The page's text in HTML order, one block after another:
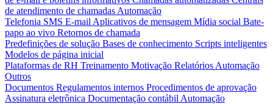
de atendimento de chamadas Automação
Telefonia SMS E-mail Aplicativos de mensagem Mídia social Bate-
papo ao vivo Retornos de chamada
Predefinições de solução Bases de conhecimento Scripts inteligentes
Modelos de página inicial
Plataformas de RH Treinamento Motivação Relatórios Automação
Outros
Documentos Regulamentos internos Procedimentos de aprovação
Assinatura eletrônica Documentação contábil Automação